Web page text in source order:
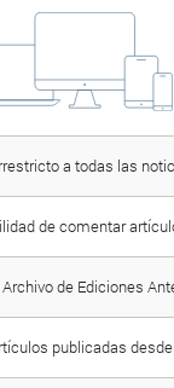
a todas las
de comentar
de Ediciones
publicadas desde